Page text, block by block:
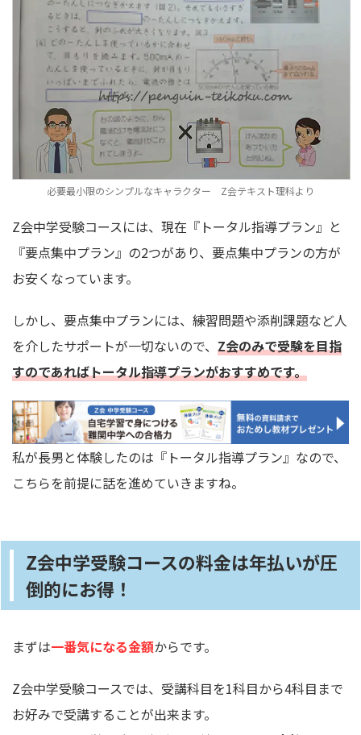
必要最小限のシンプルなキャラクター Z会テキスト理科より
Z会中学受験コースには、現在『トータル指導プラン』と
『要点集中プラン』の2つがあり、要点集中プランの方が
お安くなっています。
しかし、要点集中プランには、練習問題や添削課題など人
を介したサポートが一切ないので、 Z会のみで受験を目指
すのであればトータル指導プランがおすすめです。
私が長男と体験したのは『トータル指導プラン』なので、
こちらを前提に話を進めていきますね。
Z会中学受験コースの料金は年払いが圧
倒的にお得！
まずは一番気になる金額からです。
Z会中学受験コースでは、受講科目を1科目から4科目まで
お好みで受講することが出来ます。